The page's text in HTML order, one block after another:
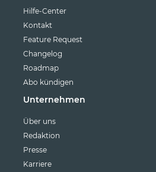
Hilfe-Center
Kontakt
Feature Request
Changelog
Roadmap
Abo kündigen
Unternehmen
Über uns
Redaktion
Presse
Karriere